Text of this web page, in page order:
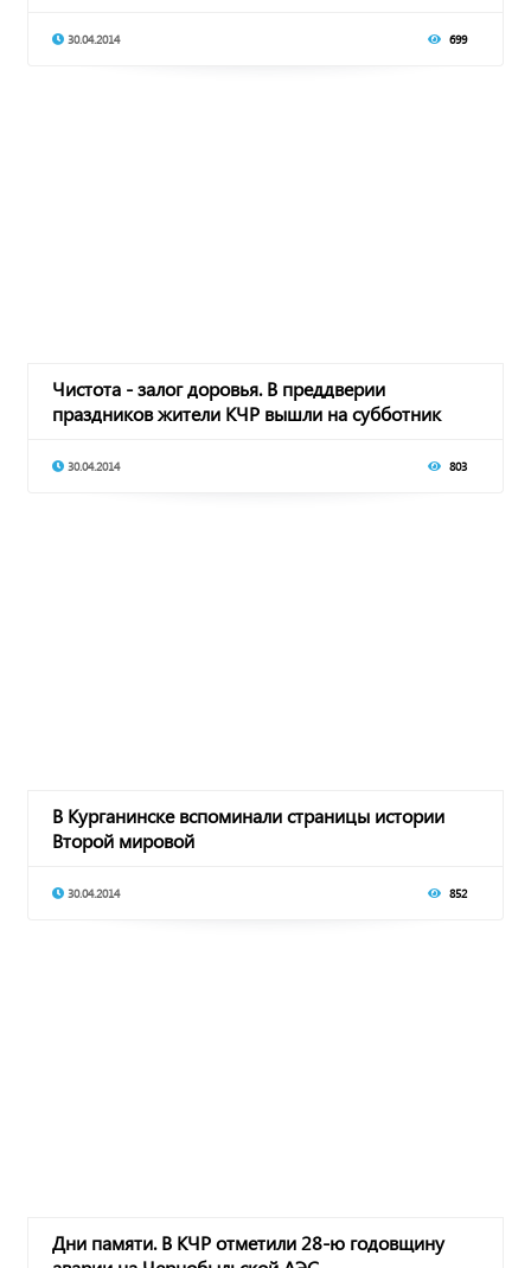
30.04.2014 699
Чистота - залог доровья. В преддверии
праздников жители КЧР вышли на субботник
30.04.2014 803
В Курганинске вспоминали страницы истории
Второй мировой
30.04.2014 852
Дни памяти. В КЧР отметили 28-ю годовщину